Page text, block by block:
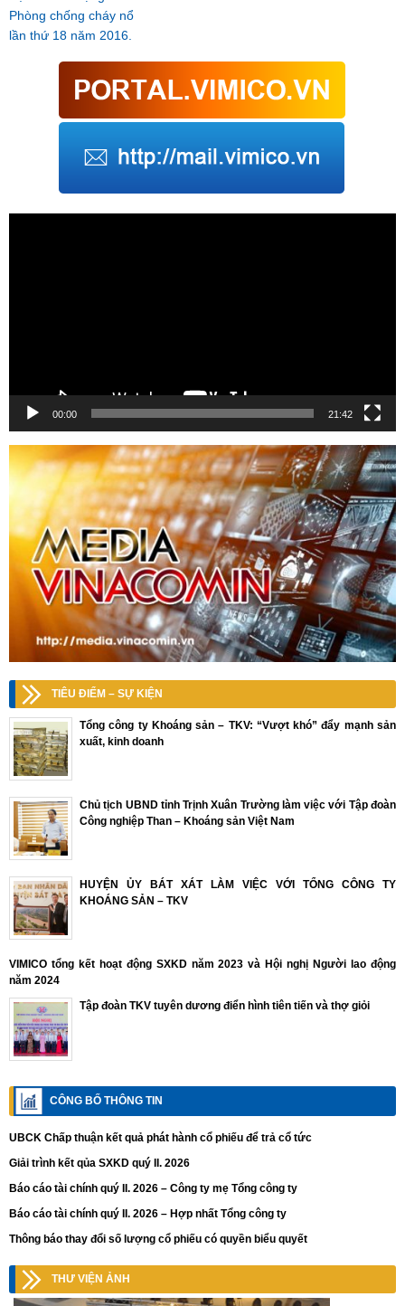
Phòng chống cháy nổ
lần thứ 18 năm 2016.
00:00 21:42
TIÊU ĐIỂM – SỰ KIỆN
Tổng công ty Khoáng sản – TKV: “Vượt khó” đẩy mạnh sản
xuất, kinh doanh
Chủ tịch UBND tỉnh Trịnh Xuân Trường làm việc với Tập đoàn
Công nghiệp Than – Khoáng sản Việt Nam
HUYỆN ỦY BÁT XÁT LÀM VIỆC VỚI TỔNG CÔNG TY
KHOÁNG SẢN – TKV
VIMICO tổng kết hoạt động SXKD năm 2023 và Hội nghị Người lao động
năm 2024
Tập đoàn TKV tuyên dương điển hình tiên tiến và thợ giỏi
CÔNG BỐ THÔNG TIN
UBCK Chấp thuận kết quả phát hành cổ phiếu để trả cổ tức
Giải trình kết qủa SXKD quý II. 2026
Báo cáo tài chính quý II. 2026 – Công ty mẹ Tổng công ty
Báo cáo tài chính quý II. 2026 – Hợp nhất Tổng công ty
Thông báo thay đổi số lượng cổ phiếu có quyền biểu quyết
THƯ VIỆN ẢNH